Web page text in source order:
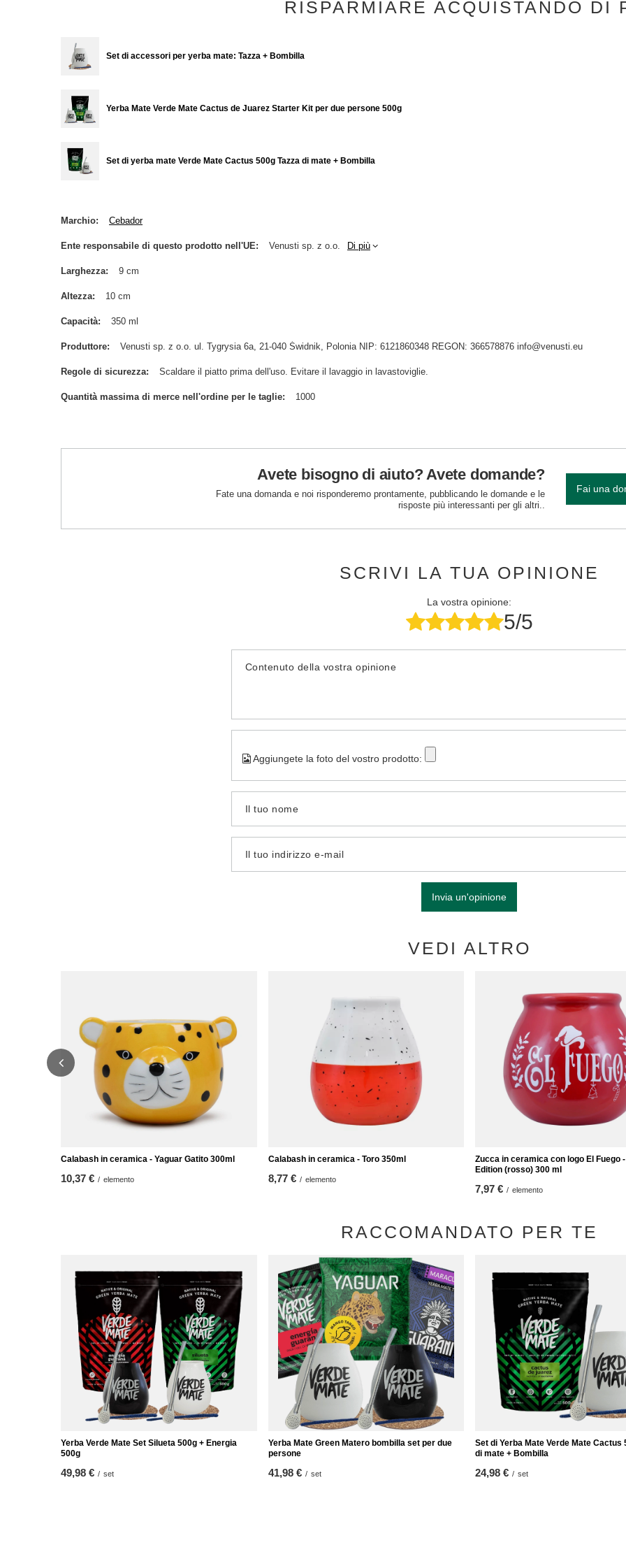
RISPARMIARE ACQUISTANDO DI
Set di accessori per yerba mate: Tazza + Bombilla
Yerba Mate Verde Mate Cactus de Juarez Starter Kit per due persone 500g
Set di yerba mate Verde Mate Cactus 500g Tazza di mate + Bombilla
Marchio Cebador
Ente responsabile di questo prodotto nell'UE Venusti sp. z o.o. Di più
Larghezza 9 cm
Altezza 10 cm
Capacità 350 ml
Produttore Venusti sp. z o.o. ul. Tygrysia 6a, 21-040 Świdnik, Polonia NIP: 6121860348 REGON: 366578876 info@venusti.eu
Regole di sicurezza Scaldare il piatto prima dell'uso. Evitare il lavaggio in lavastoviglie.
Quantità massima di merce nell'ordine per le taglie 1000
Avete bisogno di aiuto? Avete domande?
Fate una domanda e noi risponderemo prontamente, pubblicando le domande e le
risposte più interessanti per gli altri..
Fai una
SCRIVI LA TUA OPINIONE
La vostra opinione:
5/5
Contenuto della vostra opinione
Aggiungete la foto del vostro prodotto:
Il tuo nome
Il tuo indirizzo e-mail
Invia un'opinione
VEDI ALTRO
Calabash in ceramica - Yaguar Gatito 300ml
10,37 € / elemento
Calabash in ceramica - Toro 350ml
8,77 € / elemento
Zucca in ceramica con logo El Fuego
Edition (rosso) 300 ml
7,97 € / elemento
RACCOMANDATO PER TE
Yerba Verde Mate Set Silueta 500g + Energia
500g
49,98 € / set
Yerba Mate Green Matero bombilla set per due
persone
41,98 € / set
Set di Yerba Mate Verde Mate Cactus
di mate + Bombilla
24,98 € / set